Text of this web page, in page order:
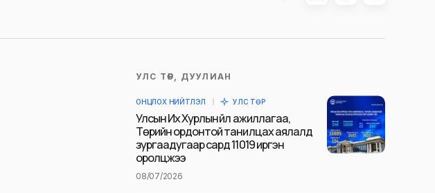
УЛС ТӨР, ДУУЛИАН
ОНЦЛОХ НИЙТЛЭЛ УЛС ТӨР
Улсын Их Хурлын үйл ажиллагаа,
Төрийн ордонтой танилцах аялалд
зургаадугаар сард 11019 иргэн
оролцжээ
08/07/2026